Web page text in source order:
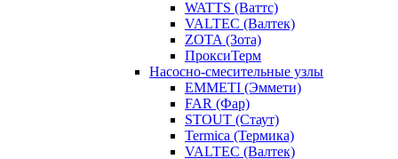
WATTS (Ваттс)
VALTEC (Валтек)
ZOTA (Зота)
ПроксиТерм
Насосно-смесительные узлы
EMMETI (Эммети)
FAR (Фар)
STOUT (Стаут)
Termica (Термика)
VALTEC (Валтек)